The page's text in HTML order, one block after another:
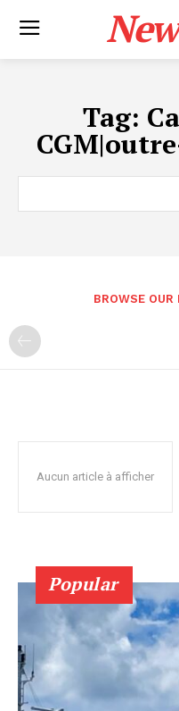
Tag:
BROWSE OUR
Aucun article à afficher
Popular